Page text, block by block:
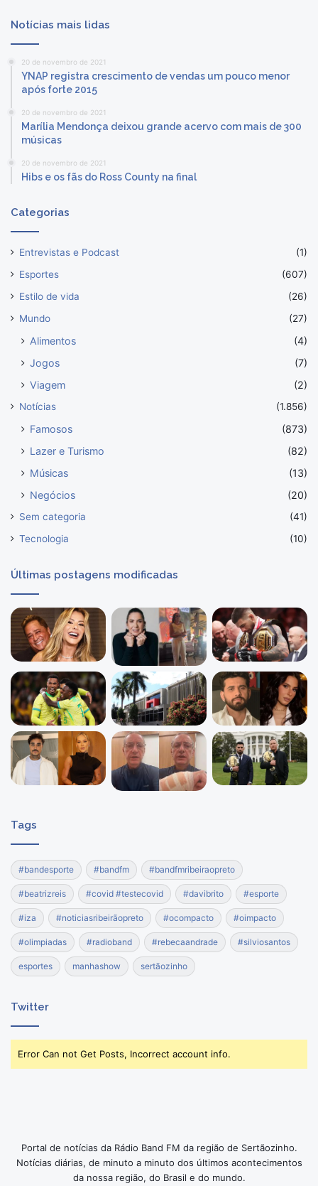
Notícias mais lidas
20 de novembro de 2021
YNAP registra crescimento de vendas um pouco menor
após forte 2015
20 de novembro de 2021
Marília Mendonça deixou grande acervo com mais de 300
músicas
20 de novembro de 2021
Hibs e os fãs do Ross County na final
Categorias
Entrevistas e Podcast
(1)
Esportes
(607)
Estilo de vida
(26)
Mundo
(27)
Alimentos
(4)
Jogos
(7)
Viagem
(2)
Notícias (1.856)
Famosos
(873)
Lazer e Turismo
(82)
Músicas
(13)
Negócios
(20)
Sem categoria
(41)
Tecnologia
(10)
Últimas postagens modificadas
Tags
#bandesporte #bandfm #bandfmribeiraopreto
#beatrizreis #covid #testecovid #davibrito #esporte
#iza #noticiasribeirãopreto #ocompacto #oimpacto
#olimpiadas #radioband #rebecaandrade #silviosantos
esportes manhashow sertãozinho
Twitter
Error Can not Get Posts, Incorrect account info.
Portal de notícias da Rádio Band FM da região de Sertãozinho.
Notícias diárias, de minuto a minuto dos últimos acontecimentos
da nossa região, do Brasil e do mundo.